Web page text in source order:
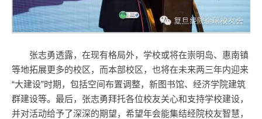
张志勇透露，在现有格局外，学校或将在崇明岛、惠南镇
等地拓展更多的校区，而本部校区，也将在未来两三年内迎来
“大建设”时期，包括空间布置调整，新图书馆、经济学院建筑
群建设等。最后，张志勇拜托各位校友关心和支持学校建设，
并对活动给予了深深的期望，希望年会能集结经院校友智慧，